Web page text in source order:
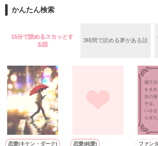
両親から虐待を受け感情を知らない女の子と
泣き方も、笑い方も、助けの求め方も、何も
でもみんなが教えてくれた。
きになっちゃうんだって』
※表紙はフリー素材です。コンテスト用に既
た。
かんたん検索
15分で読めるスカッとす
る話
3時間で読める夢がある話
恋愛(キケン・ダーク) 恋愛(純愛) ファン